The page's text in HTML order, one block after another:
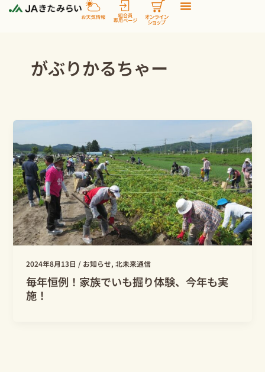
がぶりかるちゃー
2024年8月13日 / お知らせ,北未来通信
毎年恒例！家族でいも掘り体験、今年も実
施！